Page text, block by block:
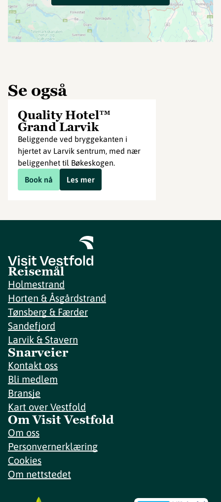
Se også
Quality Hotel™
Grand Larvik
Beliggende ved bryggekanten i
hjertet av Larvik sentrum, med nær
beliggenhet til Bøkeskogen.
Book nå
Les mer
Reisemål
Holmestrand
Horten & Åsgårdstrand
Tønsberg & Færder
Sandefjord
Larvik & Stavern
Snarveier
Kontakt oss
Bli medlem
Bransje
Kart over Vestfold
Om Visit Vestfold
Om oss
Personvernerklæring
Cookies
Om nettstedet